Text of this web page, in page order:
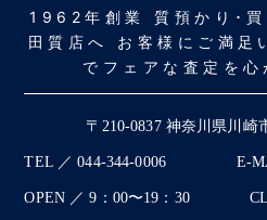
1962年創業 質預かり･買
田質店へ お客様にご満足
でフェアな査定を心
〒210-0837 神奈川県川崎
TEL ／ 044-344-0006 E-
OPEN ／ 9：00〜19：30